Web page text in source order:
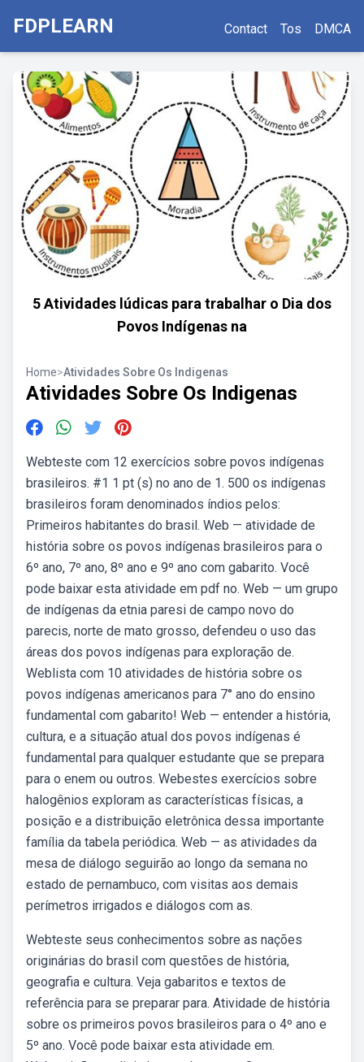
FDPLEARN Contact Tos DMCA
5 Atividades lúdicas para trabalhar o Dia dos
Povos Indígenas na
Home>Atividades Sobre Os Indigenas
Atividades Sobre Os Indigenas
Webteste com 12 exercícios sobre povos indígenas
brasileiros. #1 1 pt (s) no ano de 1. 500 os indígenas
brasileiros foram denominados índios pelos:
Primeiros habitantes do brasil. Web — atividade de
história sobre os povos indígenas brasileiros para o
6º ano, 7º ano, 8º ano e 9º ano com gabarito. Você
pode baixar esta atividade em pdf no. Web — um grupo
de indígenas da etnia paresi de campo novo do
parecis, norte de mato grosso, defendeu o uso das
áreas dos povos indígenas para exploração de.
Weblista com 10 atividades de história sobre os
povos indígenas americanos para 7° ano do ensino
fundamental com gabarito! Web — entender a história,
cultura, e a situação atual dos povos indígenas é
fundamental para qualquer estudante que se prepara
para o enem ou outros. Webestes exercícios sobre
halogênios exploram as características físicas, a
posição e a distribuição eletrônica dessa importante
família da tabela periódica. Web — as atividades da
mesa de diálogo seguirão ao longo da semana no
estado de pernambuco, com visitas aos demais
perímetros irrigados e diálogos com as.
Webteste seus conhecimentos sobre as nações
originárias do brasil com questões de história,
geografia e cultura. Veja gabaritos e textos de
referência para se preparar para. Atividade de história
sobre os primeiros povos brasileiros para o 4º ano e
5º ano. Você pode baixar esta atividade em.